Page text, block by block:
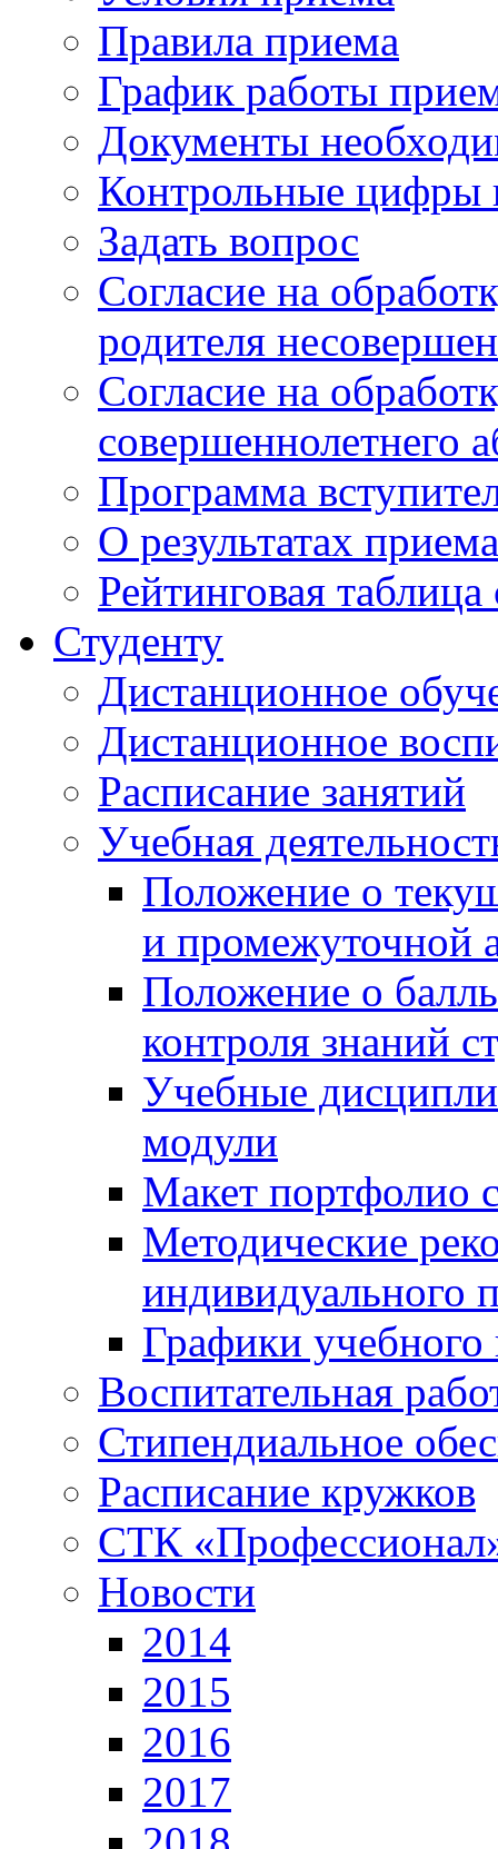
Правила приема
График работы
Документы
Контрольные цифры
Задать вопрос
Согласие на
родителя
Согласие на
совершеннолетнего
Программа
О результатах приема
Рейтинговая
Студенту
Дистанционное
Дистанционное
Расписание занятий
Учебная
Положение о
и промежуточной
Положение о
контроля знаний
Учебные
модули
Макет портфолио
Методические
индивидуального
Графики учебного
Воспитательная
Стипендиальное
Расписание кружков
СТК
Новости
2014
2015
2016
2017